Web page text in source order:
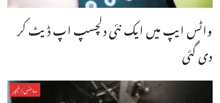
واٹس ایپ میں ایک نئی دلچسپ اپ ڈیٹ کر
دی گئی
سائنس/فیچر